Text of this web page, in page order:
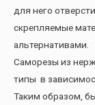
для него
скрепляемые
альтернативами.
Саморезы из
типы в
Таким образом,